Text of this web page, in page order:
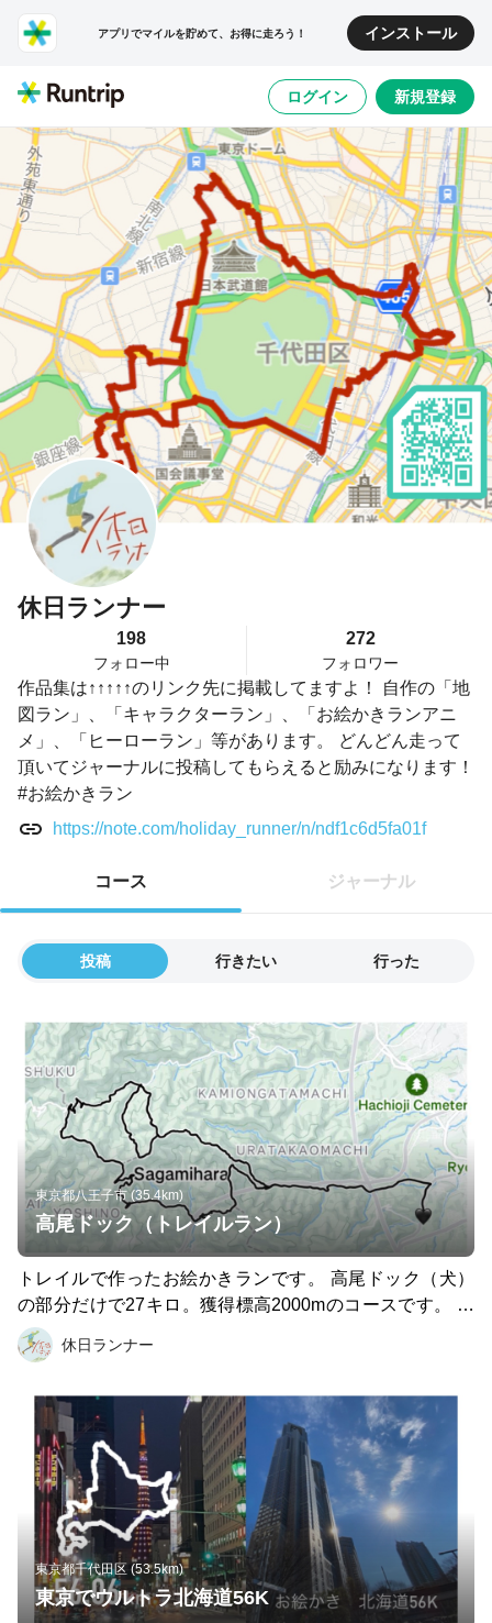
アプリでマイルを貯めて、お得に走ろう！ インストール
ログイン 新規登録
休日ランナー
198
フォロー中
272
フォロワー
作品集は↑↑↑↑↑のリンク先に掲載してますよ！ 自作の「地
図ラン」、「キャラクターラン」、「お絵かきランアニ
メ」、「ヒーローラン」等があります。 どんどん走って
頂いてジャーナルに投稿してもらえると励みになります！
#お絵かきラン
https://note.com/holiday_runner/n/ndf1c6d5fa01f
コース ジャーナル
投稿 行きたい 行った
東京都八王子市 (35.4km)
高尾ドック（トレイルラン）
トレイルで作ったお絵かきランです。 高尾ドック（犬）
の部分だけで27キロ。獲得標高2000mのコースです。 な
お、高尾山口から尻尾の先のスタート地点まで（景信山登
山口）往復でプラス12キロなので駅往復を入れると合計
尾駅から小仏バス停行きを利用するのがいいと思います。
詳細はヤマレコも一緒に見た方が安全です。 https://www.
yamareco.com/modules/yamareco/detail-8205287.html お
絵かきランの作品集はこちらから https://note.com/holiday
_runner/n/ndf1c6d5fa01f #高尾ドック #トレラン
休日ランナー
東京都千代田区 (53.5km)
東京でウルトラ北海道56K